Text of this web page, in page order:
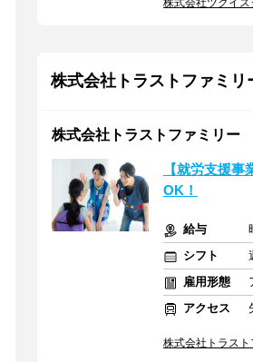
株式会社ツクイ
株式会社トラストファミリ
株式会社トラストファミリー
【就労支援
OK！
給与
シフト
雇用形態
アクセス
株式会社トラス